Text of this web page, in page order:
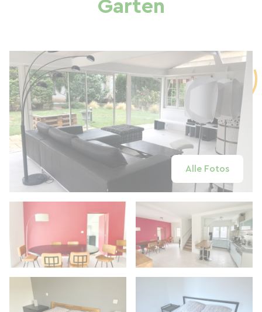
Garten
Alle Fotos